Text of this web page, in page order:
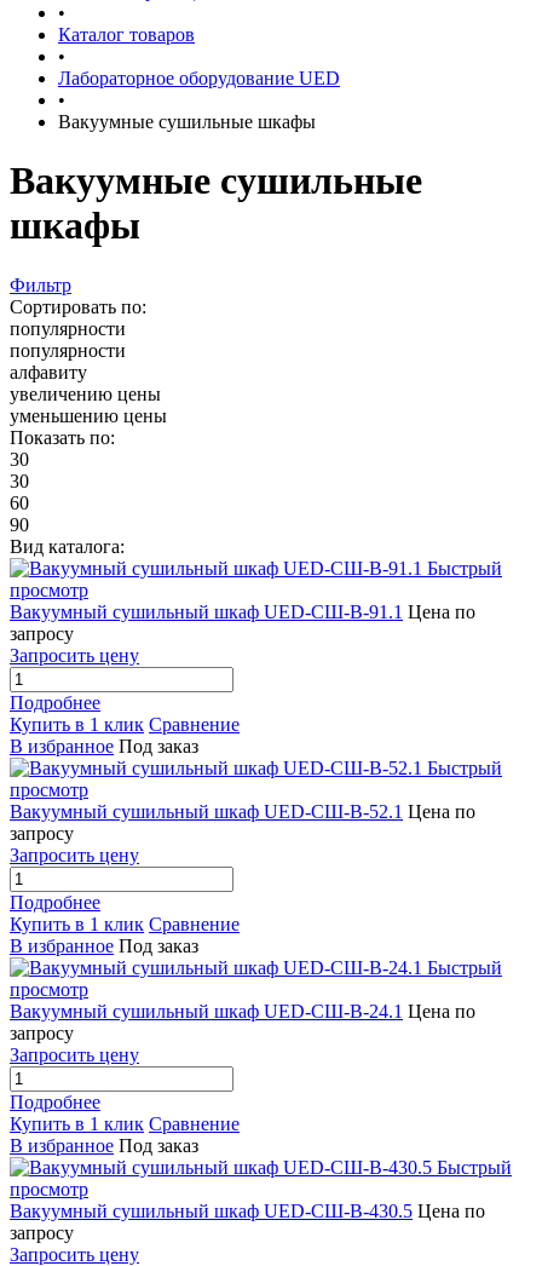
•
Каталог товаров
•
Лабораторное оборудование UED
•
Вакуумные сушильные шкафы
Вакуумные сушильные
шкафы
Фильтр
Сортировать по:
популярности
популярности
алфавиту
увеличению цены
уменьшению цены
Показать по:
30
30
60
90
Вид каталога:
Быстрый
просмотр
Вакуумный сушильный шкаф UED-СШ-В-91.1 Цена по
запросу
Запросить цену
Подробнее
Купить в 1 клик Сравнение
В избранное Под заказ
Быстрый
просмотр
Вакуумный сушильный шкаф UED-СШ-В-52.1 Цена по
запросу
Запросить цену
Подробнее
Купить в 1 клик Сравнение
В избранное Под заказ
Быстрый
просмотр
Вакуумный сушильный шкаф UED-СШ-В-24.1 Цена по
запросу
Запросить цену
Подробнее
Купить в 1 клик Сравнение
В избранное Под заказ
Быстрый
просмотр
Вакуумный сушильный шкаф UED-СШ-В-430.5 Цена по
запросу
Запросить цену